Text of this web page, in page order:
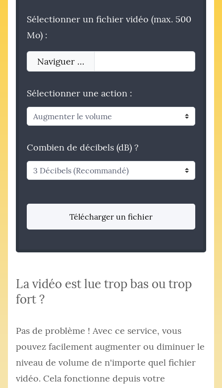
Sélectionner un fichier vidéo (max. 500
Mo) :
Naviguer …
Sélectionner une action :
Combien de décibels (dB) ?
Télécharger un fichier
La vidéo est lue trop bas ou trop
fort ?
Pas de problème ! Avec ce service, vous
pouvez facilement augmenter ou diminuer le
niveau de volume de n'importe quel fichier
vidéo. Cela fonctionne depuis votre